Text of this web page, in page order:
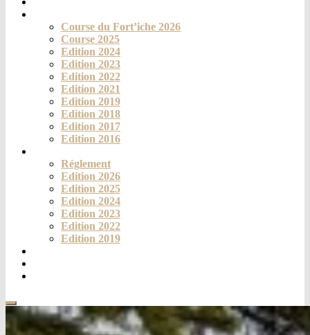
Course du Fort’iche 2026
Course 2025
Edition 2024
Edition 2023
Edition 2022
Edition 2021
Edition 2019
Edition 2018
Edition 2017
Edition 2016
Réglement
Edition 2026
Edition 2025
Edition 2024
Edition 2023
Edition 2022
Edition 2019